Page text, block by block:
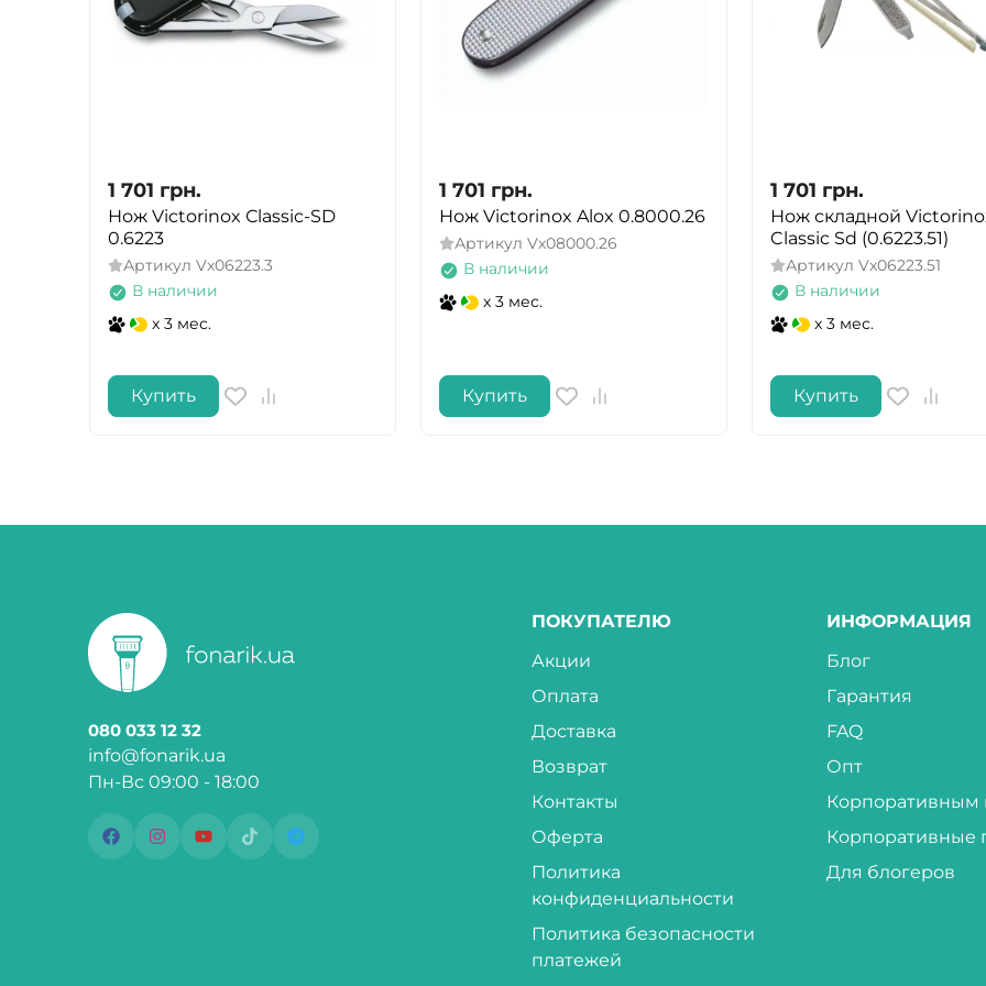
1 701 грн.
Нож Victorinox Сlassic-SD
0.6223
Артикул Vx06223.3
В наличии
x 3 мес.
Купить
1 701 грн.
Нож Victorinox Alox 0.8000.26
Артикул Vx08000.26
В наличии
x 3 мес.
Купить
1 701 грн.
Нож складной
Classic Sd (0.6223.51)
Артикул Vx06223.51
В наличии
x 3 мес.
Купить
080 033 12 32
info@fonarik.ua
Пн-Вс 09:00 - 18:00
ПОКУПАТЕЛЮ
Акции
Оплата
Доставка
Возврат
Контакты
Оферта
Политика
конфиденциальности
Политика безопасности
платежей
ИНФОРМАЦИЯ
Блог
Гарантия
FAQ
Опт
Корпоративным
Корпоративные
Для блогеров